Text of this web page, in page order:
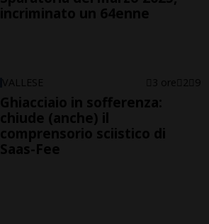
incriminato un 64enne
VALLESE 3 ore 2 9
Ghiacciaio in sofferenza:
chiude (anche) il
comprensorio sciistico di
Saas-Fee